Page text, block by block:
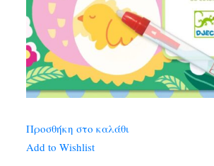
Προσθήκη στο καλάθι
Add to Wishlist